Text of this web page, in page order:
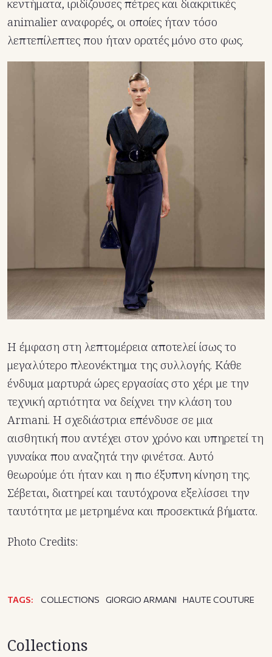
κεντήματα, ιριδίζουσες πέτρες και διακριτικές
animalier αναφορές, οι οποίες ήταν τόσο
λεπτεπίλεπτες που ήταν ορατές μόνο στο φως.
Η έμφαση στη λεπτομέρεια αποτελεί ίσως το
μεγαλύτερο πλεονέκτημα της συλλογής. Κάθε
ένδυμα μαρτυρά ώρες εργασίας στο χέρι με την
τεχνική αρτιότητα να δείχνει την κλάση του
Armani. Η σχεδιάστρια επένδυσε σε μια
αισθητική που αντέχει στον χρόνο και υπηρετεί τη
γυναίκα που αναζητά την φινέτσα. Αυτό
θεωρούμε ότι ήταν και η πιο έξυπνη κίνηση της.
Σέβεται, διατηρεί και ταυτόχρονα εξελίσσει την
ταυτότητα με μετρημένα και προσεκτικά βήματα.
Photo Credits:
TAGS: COLLECTIONS GIORGIO ARMANI HAUTE COUTURE
Collections